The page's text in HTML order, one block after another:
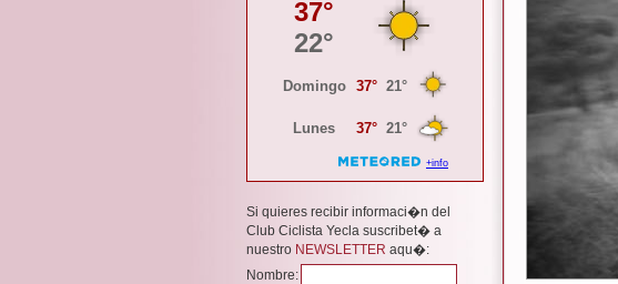
Si quieres recibir informaci�n del
Club Ciclista Yecla suscribet� a
nuestro NEWSLETTER aqu�:
Nombre: